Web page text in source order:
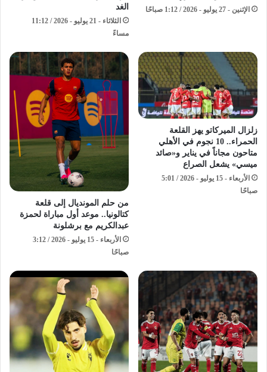
الإثنين - 27 يوليو - 2026 / 1:12 صباحًا الغد
الثلاثاء - 21 يوليو - 2026 / 11:12
مساءً
زلزال الميركاتو يهز القلعة
الحمراء.. 10 نجوم في الأهلي
متاحون مجاناً في يناير و«صائد
ميسي» يشعل الصراع
الأربعاء - 15 يوليو - 2026 / 5:01
صباحًا
من حلم المونديال إلى قلعة
كتالونيا.. موعد أول مباراة لحمزة
عبدالكريم مع برشلونة
الأربعاء - 15 يوليو - 2026 / 3:12
صباحًا